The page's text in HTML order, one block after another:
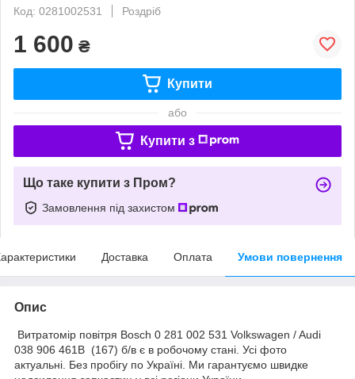
Код: 0281002531
Роздріб
1 600 ₴
Купити
або
Купити з
Що таке купити з Пром?
Замовлення під захистом
Доставка Оплата Умови повернення
Опис
Витратомір повітря Bosch 0 281 002 531 Volkswagen / Audi
038 906 461B (167) б/в є в робочому стані. Усі фото
актуальні. Без пробігу по Україні. Ми гарантуємо швидке